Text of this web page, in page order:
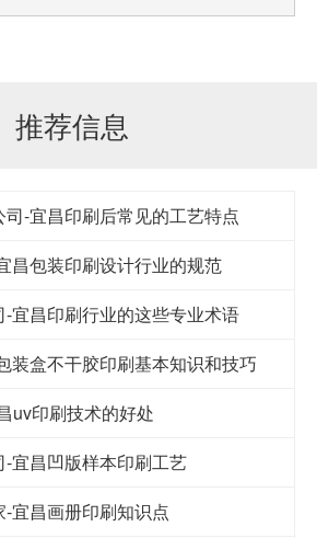
推荐信息
-宜昌印刷后常见的工艺特点
昌包装印刷设计行业的规范
宜昌印刷行业的这些专业术语
装盒不干胶印刷基本知识和技巧
uv印刷技术的好处
宜昌凹版样本印刷工艺
宜昌画册印刷知识点